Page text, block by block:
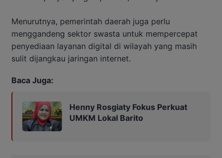
Menurutnya, pemerintah daerah juga perlu
menggandeng sektor swasta untuk mempercepat
penyediaan layanan digital di wilayah yang masih
sulit dijangkau jaringan internet.
Baca Juga:
Henny Rosgiaty Fokus Perkuat
UMKM Lokal Barito